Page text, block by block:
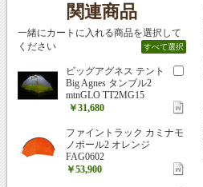
関連商品
一緒にカートに入れる商品を選択して
ください
すべて選択
ビッグアグネス テント
Big Agnes タンブル2
mtnGLO TT2MG15
￥31,680
ファイントラック カミナモ
ノポール2 オレンジ
FAG0602
￥53,900